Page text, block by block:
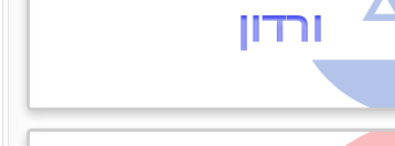
ורדון